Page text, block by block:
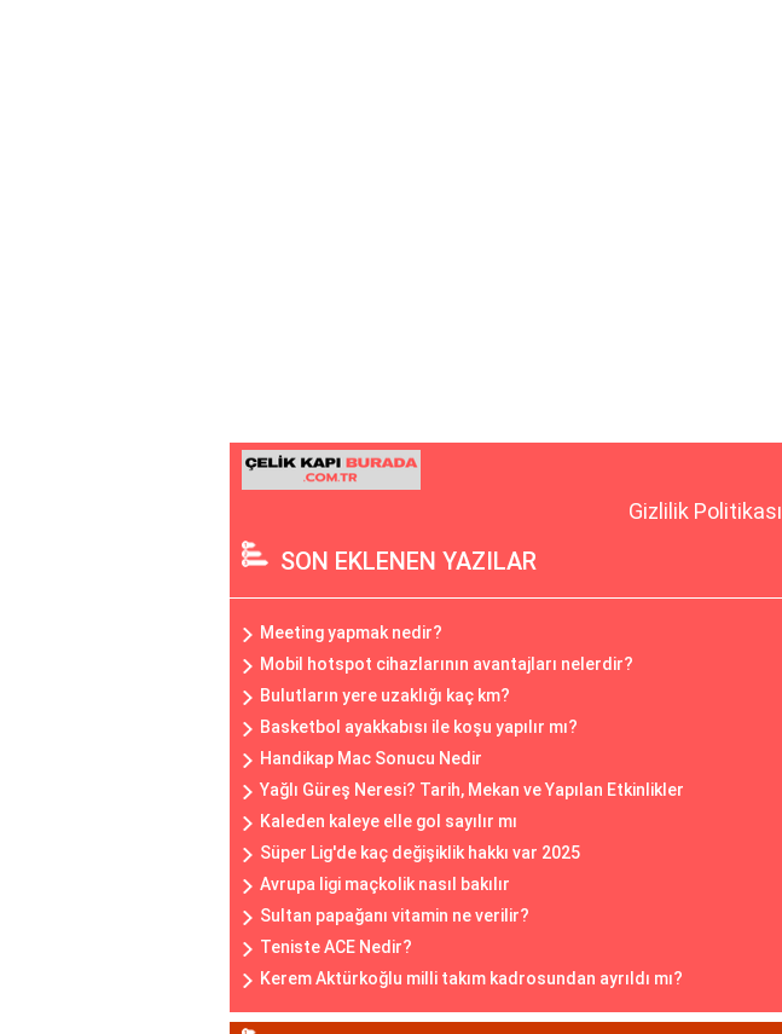
Gizlilik Politikası
SON EKLENEN YAZILAR
Meeting yapmak nedir?
Mobil hotspot cihazlarının avantajları nelerdir?
Bulutların yere uzaklığı kaç km?
Basketbol ayakkabısı ile koşu yapılır mı?
Handikap Mac Sonucu Nedir
Yağlı Güreş Neresi? Tarih, Mekan ve Yapılan Etkinlikler
Kaleden kaleye elle gol sayılır mı
Süper Lig'de kaç değişiklik hakkı var 2025
Avrupa ligi maçkolik nasıl bakılır
Sultan papağanı vitamin ne verilir?
Teniste ACE Nedir?
Kerem Aktürkoğlu milli takım kadrosundan ayrıldı mı?